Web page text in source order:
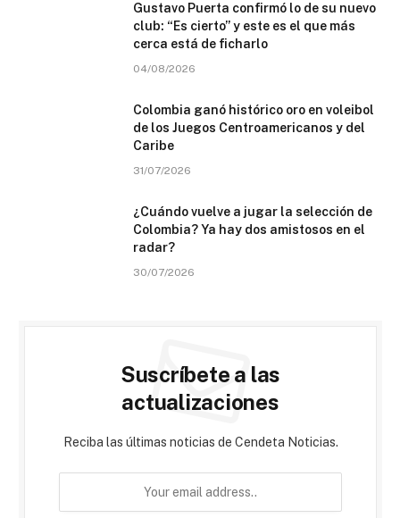
Gustavo Puerta confirmó lo de su nuevo
club: “Es cierto” y este es el que más
cerca está de ficharlo
04/08/2026
Colombia ganó histórico oro en voleibol
de los Juegos Centroamericanos y del
Caribe
31/07/2026
¿Cuándo vuelve a jugar la selección de
Colombia? Ya hay dos amistosos en el
radar?
30/07/2026
Suscríbete a las
actualizaciones
Reciba las últimas noticias de Cendeta Noticias.